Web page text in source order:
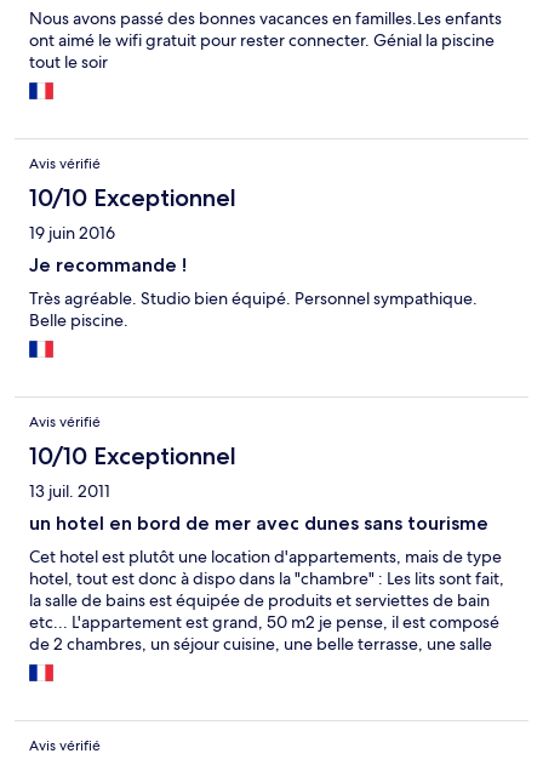
Nous avons passé des bonnes vacances en familles.Les enfants
ont aimé le wifi gratuit pour rester connecter. Génial la piscine
tout le soir
Avis vérifié
10/10 Exceptionnel
19 juin 2016
Je recommande !
Très agréable. Studio bien équipé. Personnel sympathique.
Belle piscine.
Avis vérifié
10/10 Exceptionnel
13 juil. 2011
un hotel en bord de mer avec dunes sans tourisme
Cet hotel est plutôt une location d'appartements, mais de type
hotel, tout est donc à dispo dans la "chambre" : Les lits sont fait,
la salle de bains est équipée de produits et serviettes de bain
etc... L'appartement est grand, 50 m2 je pense, il est composé
de 2 chambres, un séjour cuisine, une belle terrasse, une salle
de bains quasi neuve. Il y a la clim, on peut la régler comme on le
souhaite et elle communique avec toutes les pièces sauf la sdb.
chambres super petites ! L'emplacement est sympa pour ceux
Avis vérifié